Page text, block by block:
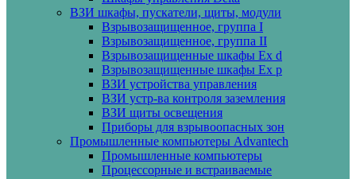
ВЗИ шкафы, пускатели, щиты, модули
Взрывозащищенное, группа I
Взрывозащищенное, группа II
Взрывозащищенные шкафы Ех d
Взрывозащищенные шкафы Ех p
ВЗИ устройства управления
ВЗИ устр-ва контроля заземления
ВЗИ щиты освещения
Приборы для взрывоопасных зон
Промышленные компьютеры Advantech
Промышленные компьютеры
Процессорные и встраиваемые